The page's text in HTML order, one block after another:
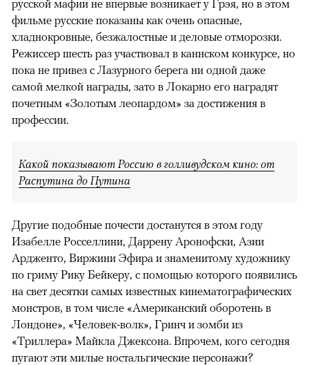
русской мафии не впервые возникает у Грэя, но в этом
фильме русские показаны как очень опасные,
хладнокровные, безжалостные и деловые отморозки.
Режиссер шесть раз участвовал в каннском конкурсе, но
пока не привез с Лазурного берега ни одной даже
самой мелкой награды, зато в Локарно его наградят
почетным «Золотым леопардом» за достижения в
профессии.
Какой показывают Россию в голливудском кино: от
Распутина до Путина
Другие подобные почести достанутся в этом году
Изабелле Росселлини, Даррену Аронофски, Азии
Ардженто, Виржини Эфира и знаменитому художнику
по гриму Рику Бейкеру, с помощью которого появились
на свет десятки самых известных кинематографических
монстров, в том числе «Американский оборотень в
Лондоне», «Человек-волк», Гринч и зомби из
«Триллера» Майкла Джексона. Впрочем, кого сегодня
пугают эти милые ностальгические персонажи?